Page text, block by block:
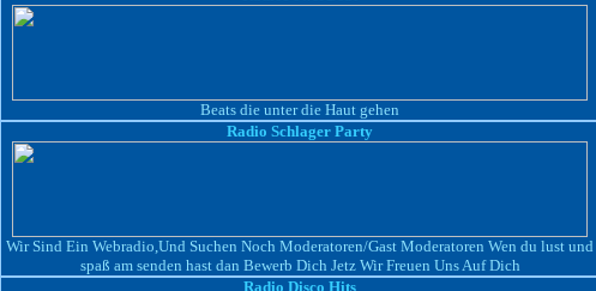
Beats die unter die Haut gehen
Radio Schlager Party
Wir Sind Ein Webradio,Und Suchen Noch Moderatoren/Gast Moderatoren Wen du lust und
spaß am senden hast dan Bewerb Dich Jetz Wir Freuen Uns Auf Dich
Radio Disco Hits